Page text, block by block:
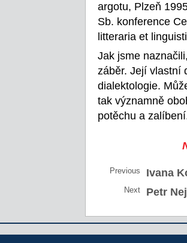
argotu, Plzeň
Sb. konference
litteraria et
Jak jsme
záběr. Její vlastní
dialektologie.
tak významně
potěchu a
Previous Ivana
Next Petr